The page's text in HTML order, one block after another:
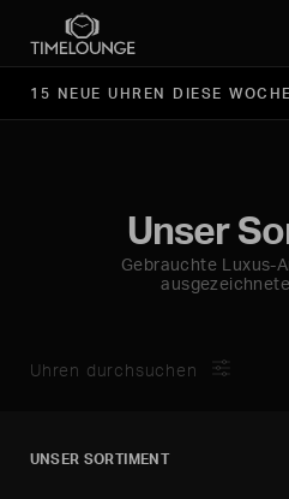
15 NEUE UHREN DIESE WOCHE
Unser
Gebrauchte Luxus-
Uhren durchsuchen
UNSER SORTIMENT